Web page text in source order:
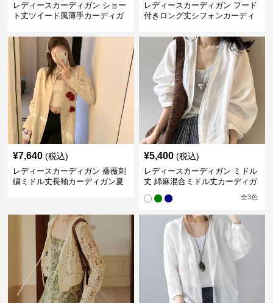
レディースカーディガン ショー
ト丈ツイード風薄手カーディガ
レディースカーディガン フード
付きロング丈シフォンカーディ
¥7,640 (税込)
レディースカーディガン 薔薇刺
繍ミドル丈長袖カーディガン夏
¥5,400 (税込)
レディースカーディガン ミドル
丈 綿麻混合ミドル丈カーディガ
全3色